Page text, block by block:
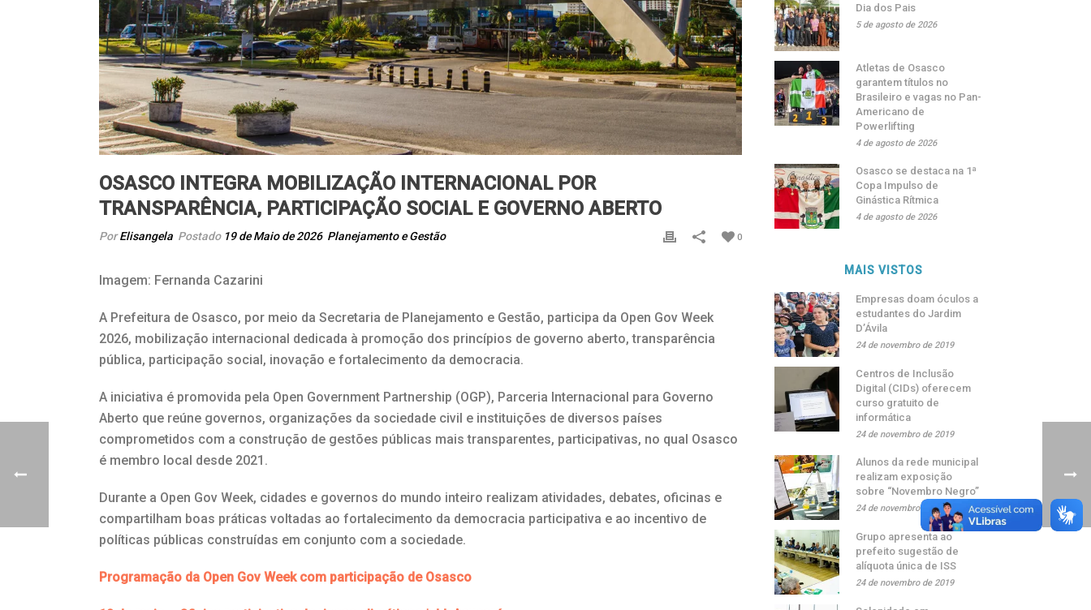
OSASCO INTEGRA MOBILIZAÇÃO INTERNACIONAL POR
TRANSPARÊNCIA, PARTICIPAÇÃO SOCIAL E GOVERNO ABERTO
PorElisangela Postado 19 de Maio de 2026 Planejamento e Gestão 0
Imagem: Fernanda Cazarini
A Prefeitura de Osasco, por meio da Secretaria de Planejamento e Gestão, participa da Open Gov Week
2026, mobilização internacional dedicada à promoção dos princípios de governo aberto, transparência
pública, participação social, inovação e fortalecimento da democracia.
A iniciativa é promovida pela Open Government Partnership (OGP), Parceria Internacional para Governo
Aberto que reúne governos, organizações da sociedade civil e instituições de diversos países
comprometidos com a construção de gestões públicas mais transparentes, participativas, no qual Osasco
é membro local desde 2021.
Durante a Open Gov Week, cidades e governos do mundo inteiro realizam atividades, debates, oficinas e
compartilham boas práticas voltadas ao fortalecimento da democracia participativa e ao incentivo de
políticas públicas construídas em conjunto com a sociedade.
Programação da Open Gov Week com participação de Osasco
Dia dos Pais
5 de agosto de 2026
Atletas de Osasco
garantem títulos no
Brasileiro e vagas no Pan-
Americano de
Powerlifting
4 de agosto de 2026
Osasco se destaca na 1ª
Copa Impulso de
Ginástica Rítmica
4 de agosto de 2026
MAIS VISTOS
Empresas doam óculos a
estudantes do Jardim
D’Ávila
24 de novembro de 2019
Centros de Inclusão
Digital (CIDs) oferecem
curso gratuito de
informática
24 de novembro de 2019
Alunos da rede municipal
realizam exposição
sobre “Novembro Negro”
24 de novembro de 2019
Grupo apresenta ao
prefeito sugestão de
alíquota única de ISS
24 de novembro de 2019